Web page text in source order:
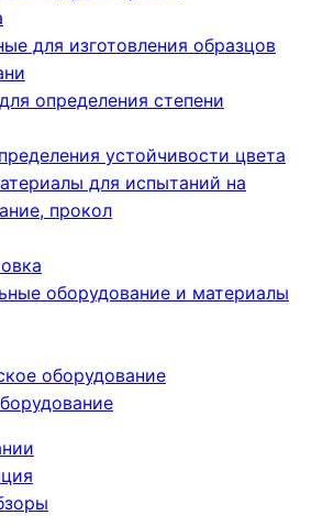
для изготовления образцов
определения степени
устойчивости цвета
для испытаний на
прокол
оборудование и материалы
оборудование